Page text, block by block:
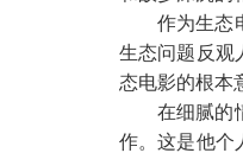
作为生态
生态问题反观
态电影的根本
在细腻的
作。这是他个